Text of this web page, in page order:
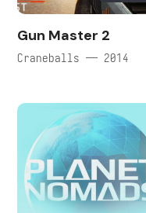
Gun Master 2
Craneballs — 2014